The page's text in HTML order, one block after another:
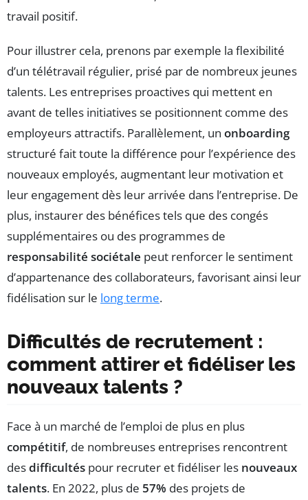
travail positif.
Pour illustrer cela, prenons par exemple la flexibilité
d’un télétravail régulier, prisé par de nombreux jeunes
talents. Les entreprises proactives qui mettent en
avant de telles initiatives se positionnent comme des
employeurs attractifs. Parallèlement, un onboarding
structuré fait toute la différence pour l’expérience des
nouveaux employés, augmentant leur motivation et
leur engagement dès leur arrivée dans l’entreprise. De
plus, instaurer des bénéfices tels que des congés
supplémentaires ou des programmes de
responsabilité sociétale peut renforcer le sentiment
d’appartenance des collaborateurs, favorisant ainsi leur
fidélisation sur le long terme.
Difficultés de recrutement :
comment attirer et fidéliser les
nouveaux talents ?
Face à un marché de l’emploi de plus en plus
compétitif, de nombreuses entreprises rencontrent
desdifficultés pour recruter et fidéliser les nouveaux
talents. En 2022, plus de 57% des projets de